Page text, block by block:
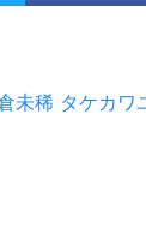
未稀 タケカワ